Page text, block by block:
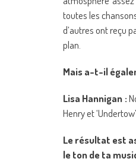
toutes les
d’autres ont reçu
plan.
Mais a-t-il
Lisa Hannigan :
Henry et
Le résultat est
le ton de ta